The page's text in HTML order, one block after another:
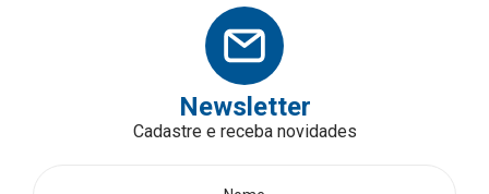
Newsletter
Cadastre e receba novidades